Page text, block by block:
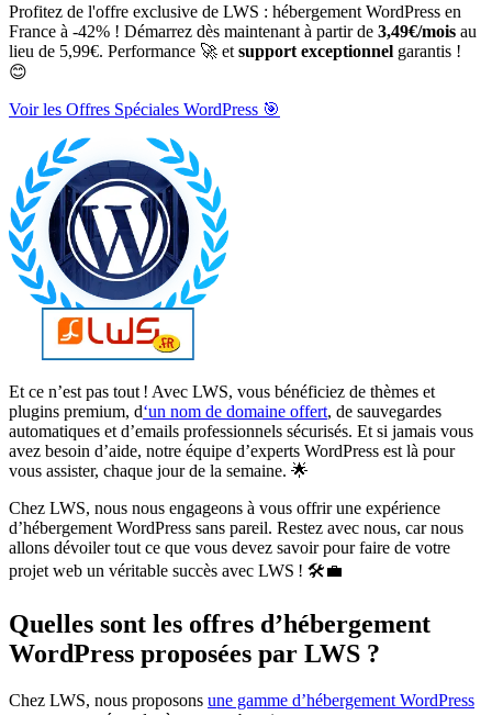
Profitez de l'offre exclusive de LWS : hébergement WordPress en
France à -42% ! Démarrez dès maintenant à partir de 3,49€/mois au
lieu de 5,99€. Performance 🚀 et support exceptionnel garantis !
😊
Voir les Offres Spéciales WordPress 🎯
Et ce n’est pas tout ! Avec LWS, vous bénéficiez de thèmes et
plugins premium, d‘un nom de domaine offert, de sauvegardes
automatiques et d’emails professionnels sécurisés. Et si jamais vous
avez besoin d’aide, notre équipe d’experts WordPress est là pour
vous assister, chaque jour de la semaine. 🌟
Chez LWS, nous nous engageons à vous offrir une expérience
d’hébergement WordPress sans pareil. Restez avec nous, car nous
allons dévoiler tout ce que vous devez savoir pour faire de votre
projet web un véritable succès avec LWS ! 🛠️💼
Quelles sont les offres d’hébergement
WordPress proposées par LWS ?
Chez LWS, nous proposons une gamme d’hébergement WordPress